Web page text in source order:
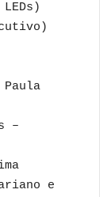
–
e